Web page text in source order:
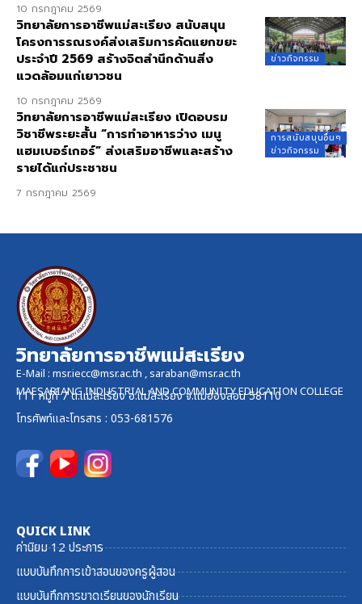
10 กรกฎาคม 2569
ข่าวกิจกรรม
วิทยาลัยการอาชีพแม่สะเรียง สนับสนุน
โครงการรณรงค์ส่งเสริมการคัดแยกขยะ
ประจำปี 2569 สร้างจิตสำนึกด้านสิ่ง
แวดล้อมแก่เยาวชน
10 กรกฎาคม 2569
การสนับสนุนอื่นๆ
ข่าวกิจกรรม
วิทยาลัยการอาชีพแม่สะเรียง เปิดอบรม
วิชาชีพระยะสั้น “การทำอาหารว่าง เมนู
แฮมเบอร์เกอร์” ส่งเสริมอาชีพและสร้าง
รายได้แก่ประชาชน
7 กรกฎาคม 2569
วิทยาลัยการอาชีพแม่สะเรียง
E-Mail : msr.iecc@msr.ac.th ,saraban@msr.ac.th
MAESARIANG INDUSTRIAL AND COMMUNITY EDUCATION COLLEGE
111 หมู่ที่ 7 ต.แม่สะเรียง อ.แม่สะเรียง จ.แม่ฮ่องสอน 58110
โทรศัพท์และโทรสาร : 053-681576
QUICK LINK
ค่านิยม 12 ประการ
แบบบันทึกการเข้าสอนของครูผู้สอน
แบบบันทึกการขาดเรียนของนักเรียน